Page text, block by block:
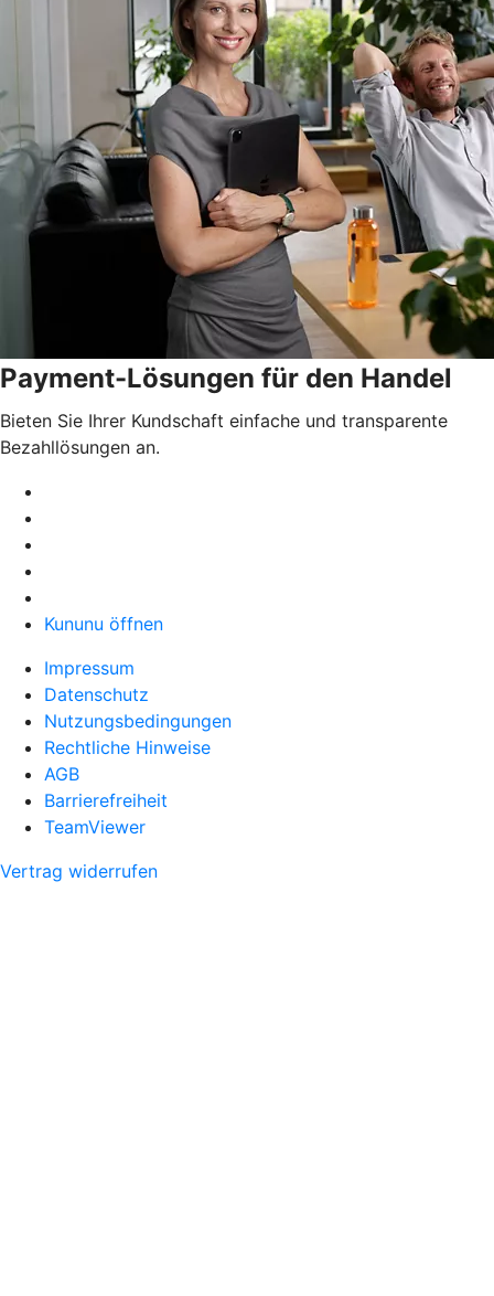
Payment-Lösungen für den Handel
Bieten Sie Ihrer Kundschaft einfache und transparente
Bezahllösungen an.
Kununu öffnen
Impressum
Datenschutz
Nutzungsbedingungen
Rechtliche Hinweise
AGB
Barrierefreiheit
TeamViewer
Vertrag widerrufen